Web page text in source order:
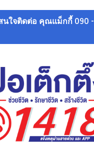
ใจติดต่อ คุณแม็กกี้ 090 -